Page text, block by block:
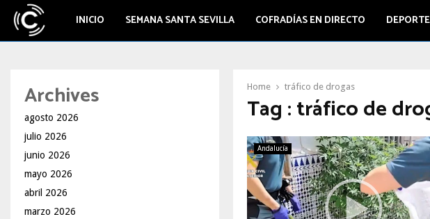
INICIO SEMANA SANTA SEVILLA COFRADÍAS EN DIRECTO
Home tráfico de drogas
Tag : tráfico de
Andalucía
Archives
agosto 2026
julio 2026
junio 2026
mayo 2026
abril 2026
marzo 2026